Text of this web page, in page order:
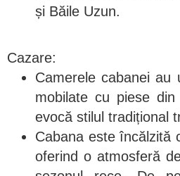
și Băile Uzun.
Cazare:
Camerele cabanei au
mobilate cu piese
evocă stilul tradițional
Cabana este încălzită
oferind o atmosferă